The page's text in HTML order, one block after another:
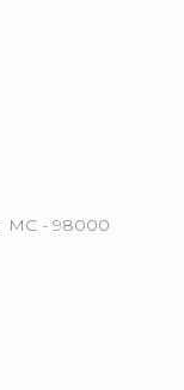
MC - 98000